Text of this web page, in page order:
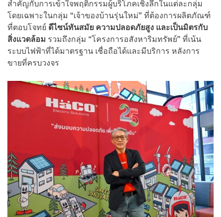
สำคัญกับการเข้าใจพฤติกรรมผู้บริโภคเชิงลึกในแต่ละกลุ่ม
โดยเฉพาะในกลุ่ม “เจ้าของบ้านรุ่นใหม่” ที่ต้องการผลิตภัณฑ์
ที่ตอบโจทย์ ดีไซน์ทันสมัย ความปลอดภัยสูง และเป็นมิตรกับ
สิ่งแวดล้อม รวมถึงกลุ่ม “โครงการอสังหาริมทรัพย์” ที่เน้น
ระบบไฟฟ้าที่ได้มาตรฐาน เชื่อถือได้และมีบริการ หลังการ
ขายที่ครบวงจร